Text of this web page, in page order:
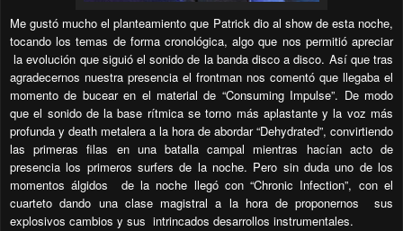
Me gustó mucho el planteamiento que Patrick dio al show de esta noche,
tocando los temas de forma cronológica, algo que nos permitió apreciar
la evolución que siguió el sonido de la banda disco a disco. Así que tras
agradecernos nuestra presencia el frontman nos comentó que llegaba el
momento de bucear en el material de “Consuming Impulse”. De modo
que el sonido de la base rítmica se torno más aplastante y la voz más
profunda y death metalera a la hora de abordar “Dehydrated”, convirtiendo
las primeras filas en una batalla campal mientras hacían acto de
presencia los primeros surfers de la noche. Pero sin duda uno de los
momentos álgidos
de la noche llegó con “Chronic Infection”, con el
cuarteto dando una clase magistral a la hora de proponernos
sus
explosivos cambios y sus intrincados desarrollos instrumentales.